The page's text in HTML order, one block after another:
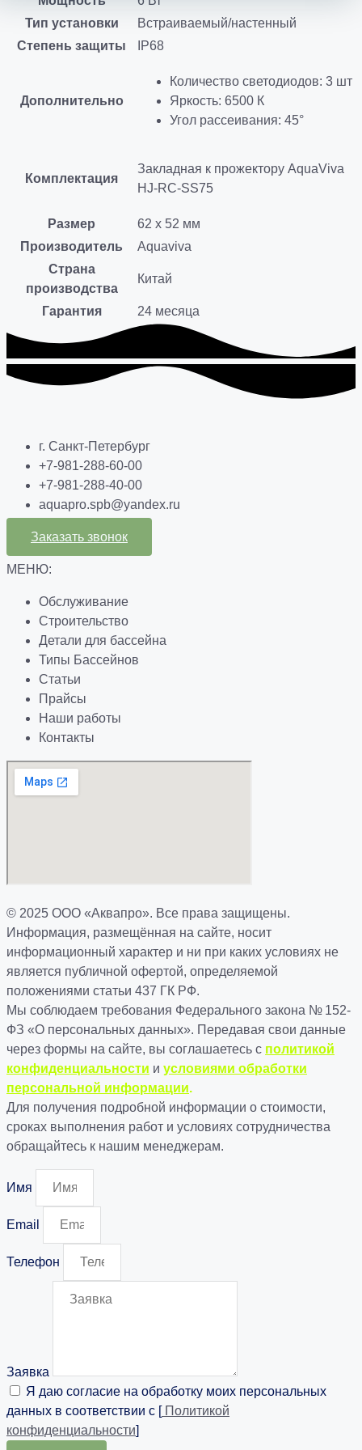
Тип установки
Встраиваемый/настенный
Степень защиты
IP68
Дополнительно
Количество светодиодов: 3 шт
Яркость: 6500 К
Угол рассеивания: 45°
Комплектация
Закладная к прожектору AquaViva
HJ-RC-SS75
Размер
62 х 52 мм
Производитель
Aquaviva
Страна
производства
Китай
Гарантия 24 месяца
г. Санкт-Петербург
+7-981-288-60-00
+7-981-288-40-00
aquapro.spb@yandex.ru
Заказать звонок
МЕНЮ:
Обслуживание
Строительство
Детали для бассейна
Типы Бассейнов
Статьи
Прайсы
Наши работы
Контакты
© 2025 ООО «Аквапро». Все права защищены.
Информация, размещённая на сайте, носит
информационный характер и ни при каких условиях не
является публичной офертой, определяемой
положениями статьи 437 ГК РФ.
Мы соблюдаем требования Федерального закона № 152-
ФЗ «О персональных данных». Передавая свои данные
через формы на сайте, вы соглашаетесь с политикой
конфиденциальности и условиями обработки
персональной информации.
Для получения подробной информации о стоимости,
сроках выполнения работ и условиях сотрудничества
обращайтесь к нашим менеджерам.
Имя
Email
Телефон
Заявка
Я даю согласие на обработку моих персональных
данных в соответствии с [Политикой
конфиденциальности]